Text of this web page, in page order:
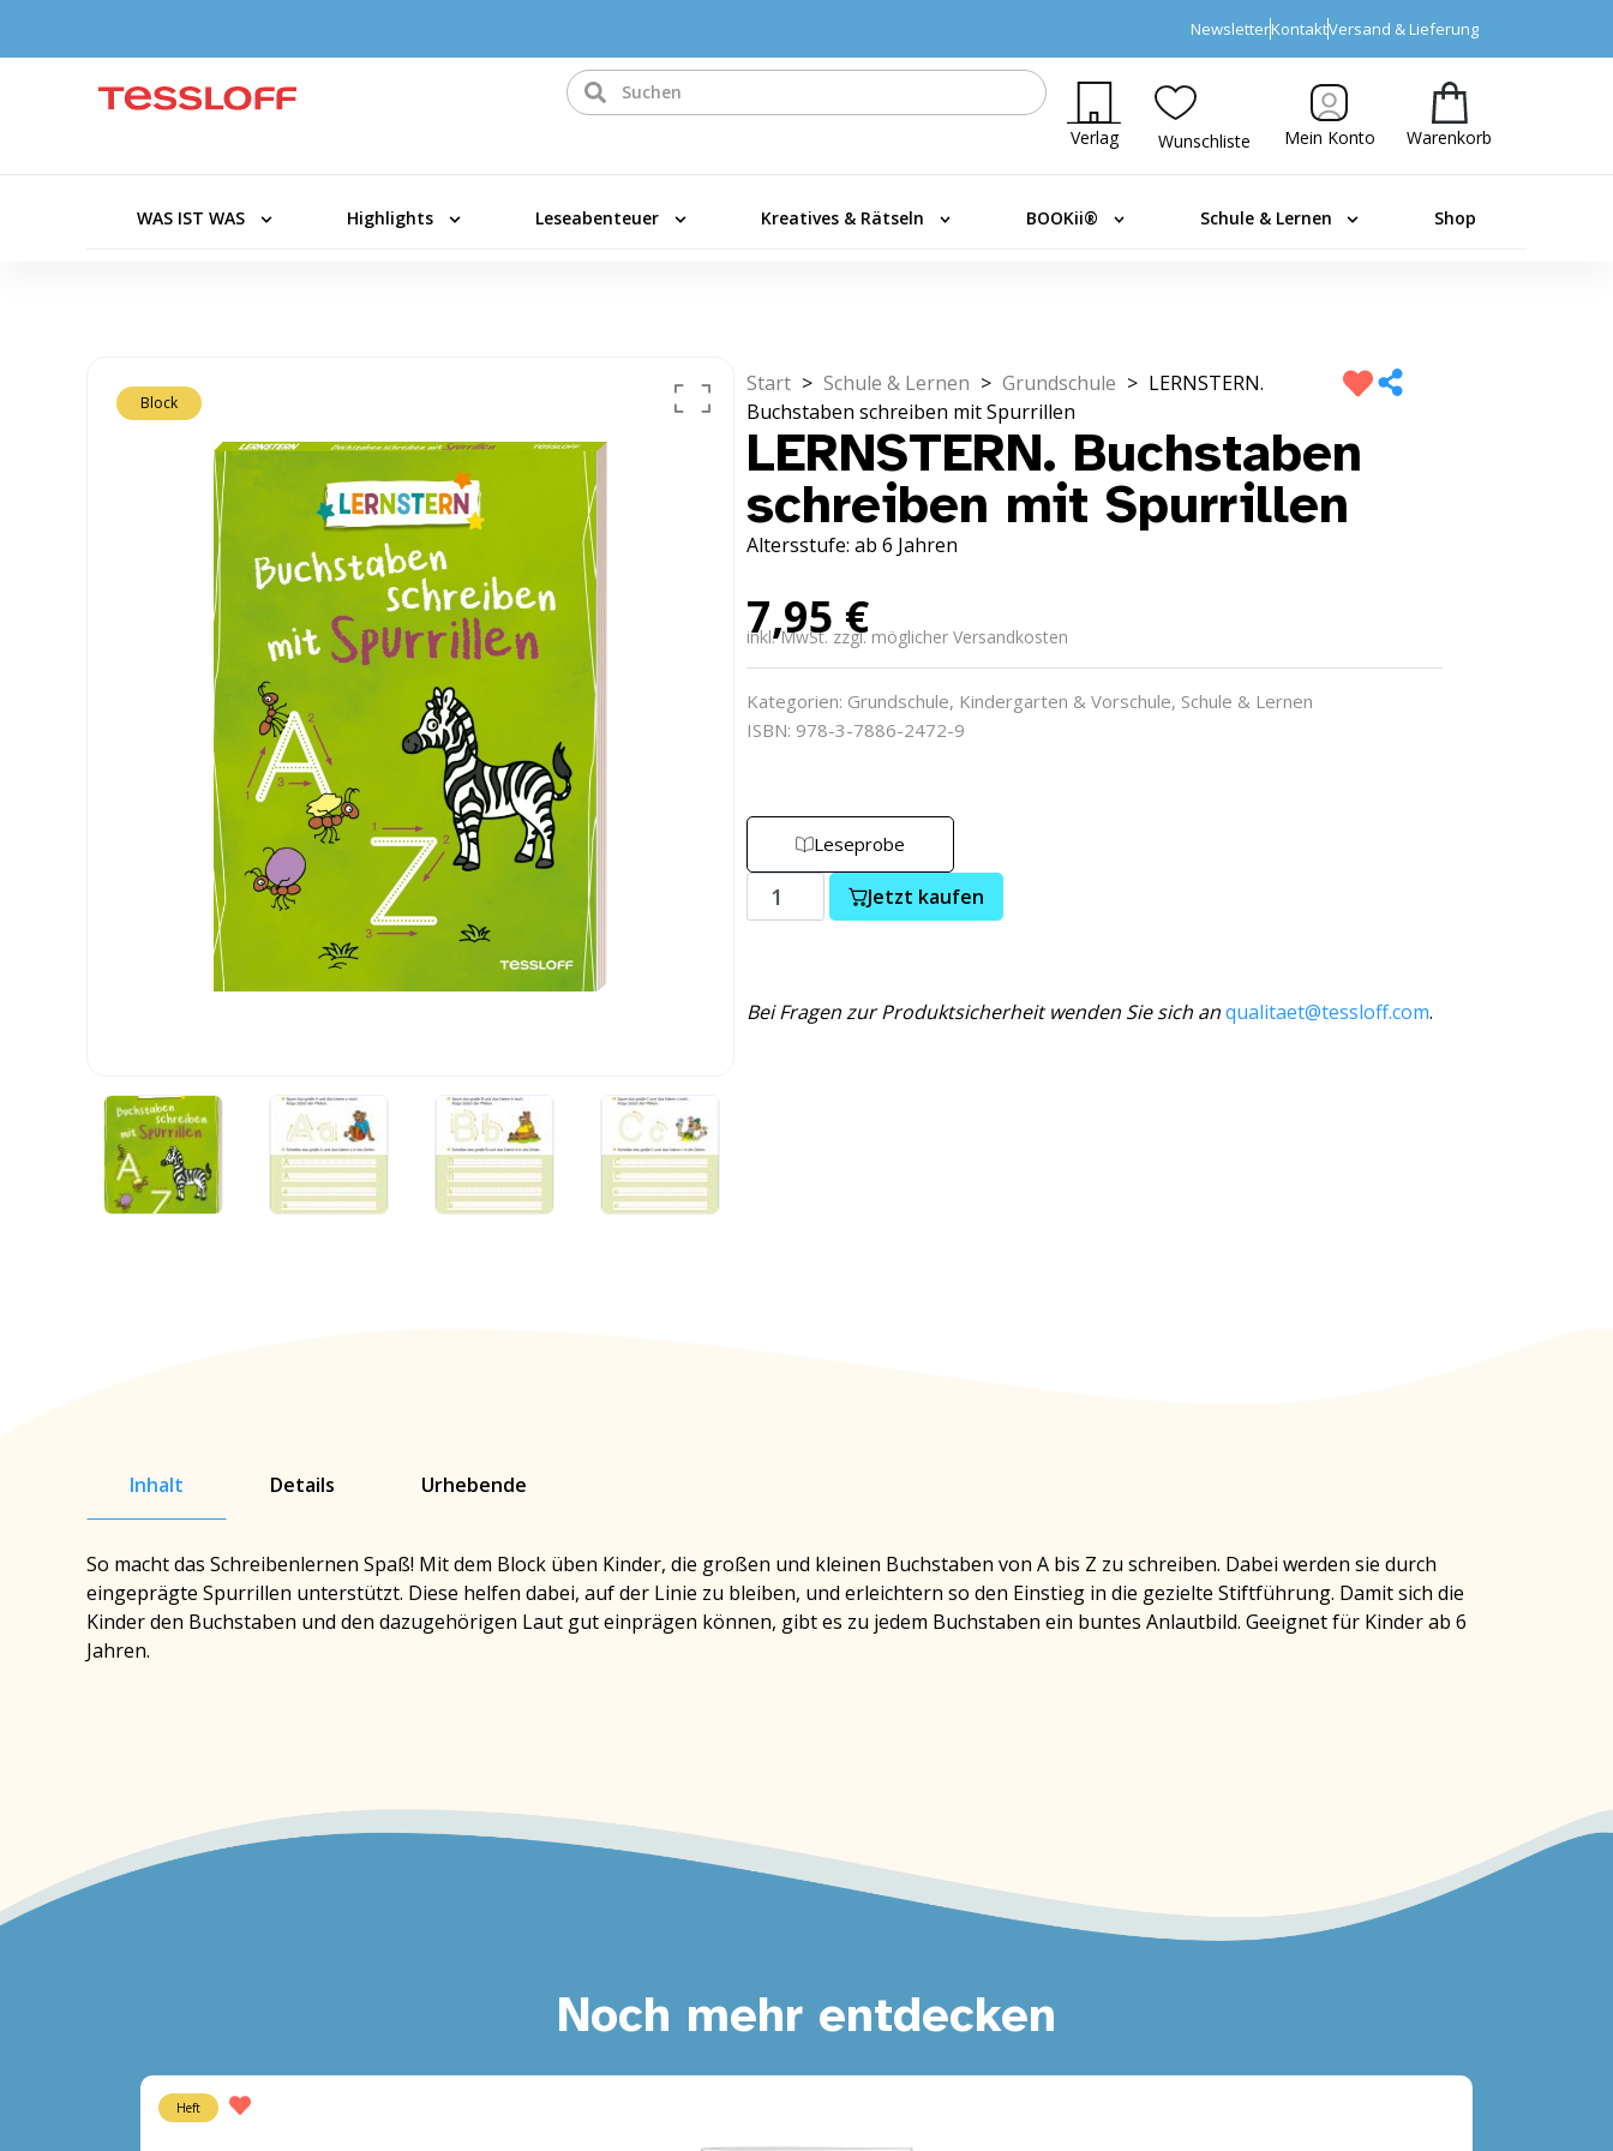
NewsletterKontaktVersand & Lieferung
Verlag Wunschliste Mein Konto Warenkorb
WAS IST WAS Highlights Leseabenteuer Kreatives & Rätseln BOOKii® Schule & Lernen Shop
Block
Start > Schule & Lernen > Grundschule > LERNSTERN.
Buchstaben schreiben mit Spurrillen
LERNSTERN. Buchstaben
schreiben mit Spurrillen
Altersstufe: ab 6 Jahren
7,95 €
inkl. MwSt. zzgl. möglicher Versandkosten
Kategorien: Grundschule, Kindergarten & Vorschule, Schule & Lernen
ISBN: 978-3-7886-2472-9
Leseprobe
Jetzt kaufen
Bei Fragen zur Produktsicherheit wenden Sie sich anqualitaet@tessloff.com.
Inhalt Details Urhebende
So macht das Schreibenlernen Spaß! Mit dem Block üben Kinder, die großen und kleinen Buchstaben von A bis Z zu schreiben. Dabei werden sie durch
eingeprägte Spurrillen unterstützt. Diese helfen dabei, auf der Linie zu bleiben, und erleichtern so den Einstieg in die gezielte Stiftführung. Damit sich die
Kinder den Buchstaben und den dazugehörigen Laut gut einprägen können, gibt es zu jedem Buchstaben ein buntes Anlautbild. Geeignet für Kinder ab 6
Jahren.
Noch mehr entdecken
Heft